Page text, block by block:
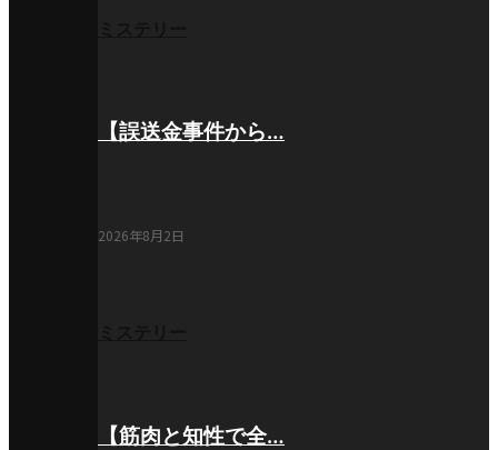
【誤送金事件から…
2026年8月2日
【筋肉と知性で全…